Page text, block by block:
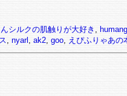
シルクの肌触りが大好き ,
, nyarl , ak2, goo, えぴふりゃあの